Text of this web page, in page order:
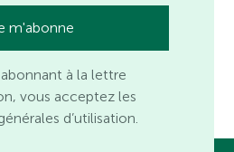
à la lettre
vous acceptez les
d’utilisation.